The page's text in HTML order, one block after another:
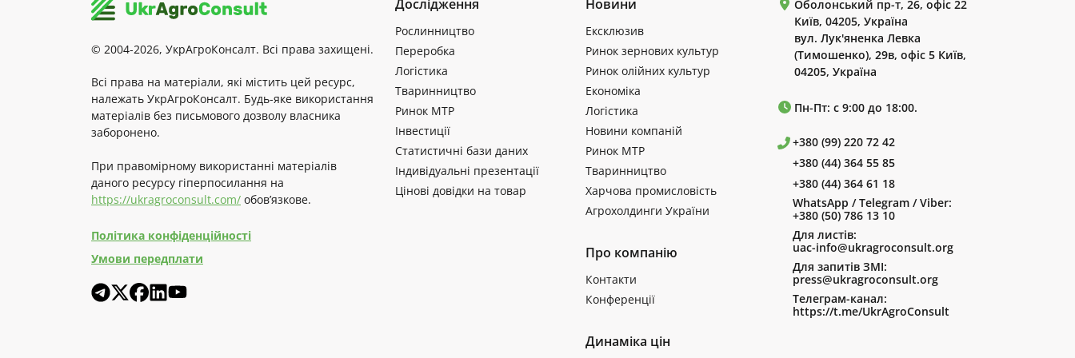
© 2004-2026, УкрАгроКонсалт. Всі права захищені.
Всі права на матеріали, які містить цей ресурс,
належать УкрАгроКонсалт. Будь-яке використання
матеріалів без письмового дозволу власника
заборонено.
При правомірному використанні матеріалів
даного ресурсу гіперпосилання на
https://ukragroconsult.com/ обов’язкове.
Політика конфіденційності
Умови передплати
Дослідження
Рослинництво
Переробка
Логістика
Тваринництво
Ринок МТР
Інвестиції
Статистичні бази даних
Індивідуальні презентації
Цінові довідки на товар
Новини
Ексклюзив
Ринок зернових культур
Ринок олійних культур
Економіка
Логістика
Новини компаній
Ринок МТР
Тваринництво
Харчова промисловість
Агрохолдинги України
Про компанію
Контакти
Конференції
Динаміка цін
Оболонський пр-т, 26, офіс 22
Київ, 04205, Україна
вул. Лук'яненка Левка
(Тимошенко), 29в, офіс 5 Київ,
04205, Україна
Пн-Пт: с 9:00 до 18:00.
+380 (99) 220 72 42
+380 (44) 364 55 85
+380 (44) 364 61 18
WhatsApp / Telegram / Viber:
+380 (50) 786 13 10
Для листів:
uac-info@ukragroconsult.org
Для запитів ЗМІ:
press@ukragroconsult.org
Телеграм-канал:
https://t.me/UkrAgroConsult